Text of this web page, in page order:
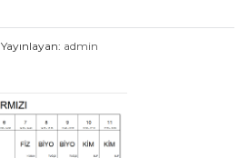
Yayınlayan: admin